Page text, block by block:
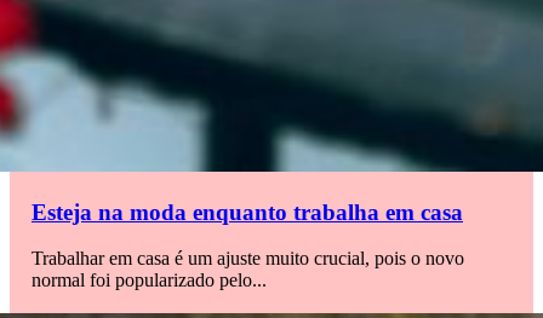
Esteja na moda enquanto trabalha em casa
Trabalhar em casa é um ajuste muito crucial, pois o novo
normal foi popularizado pelo...